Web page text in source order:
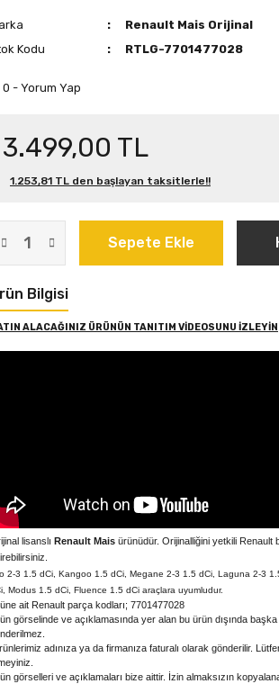
Renault Mais Orijinal
Kodu
RTLG-7701477028
0 - Yorum Yap
3.499,00 TL
1.253,81 TL den başlayan taksitlerle!!
Sepete Ekle
Bilgisi
ALACAĞINIZ ÜRÜNÜN TANITIM VİDEOSUNU İZLEYİN
lisanslı Renault Mais ürünüdür. Orijinalliğini yetkili Renault
2-3 1.5 dCi, Kangoo 1.5 dCi, Megane 2-3 1.5 dCi, Laguna 2-3
Modus 1.5 dCi, Fluence 1.5 dCi araçlara uyumludur.
ait Renault parça kodları; 7701477028
görselinde ve açıklamasında yer alan bu ürün dışında
adınıza ya da firmanıza faturalı olarak gönderilir.
görselleri ve açıklamaları bize aittir. İzin almaksızın